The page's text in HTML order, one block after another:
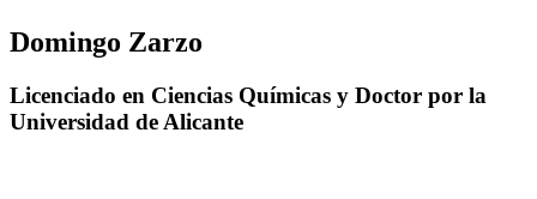
Domingo Zarzo
Licenciado en Ciencias Químicas y Doctor por la
Universidad de Alicante